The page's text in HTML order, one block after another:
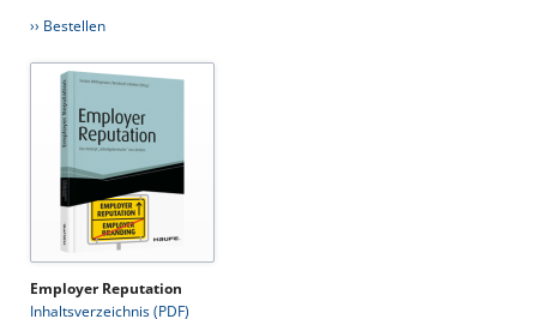
›› Bestellen
Employer Reputation
Inhaltsverzeichnis (PDF)